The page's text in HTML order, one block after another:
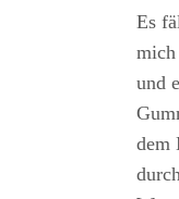
Es
mich
und
dem